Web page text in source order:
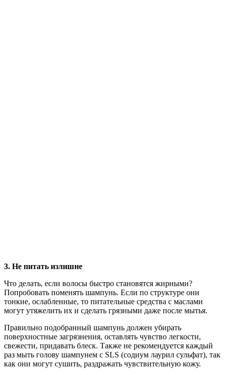
3. Не питать излишне
Что делать, если волосы быстро становятся жирными?
Попробовать поменять шампунь. Если по структуре они
тонкие, ослабленные, то питательные средства с маслами
могут утяжелить их и сделать грязными даже после мытья.
Правильно подобранный шампунь должен убирать
поверхностные загрязнения, оставлять чувство легкости,
свежести, придавать блеск. Также не рекомендуется каждый
раз мыть голову шампунем с SLS (содиум лаурил сульфат), так
как они могут сушить, раздражать чувствительную кожу.